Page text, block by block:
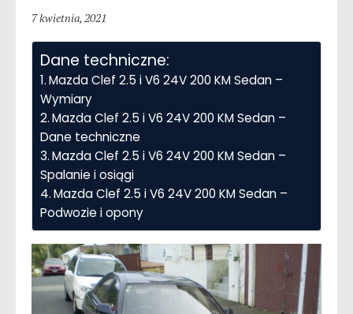
7 kwietnia, 2021
Dane techniczne:
Mazda Clef 2.5 i V6 24V 200 KM Sedan –
Wymiary
Mazda Clef 2.5 i V6 24V 200 KM Sedan –
Dane techniczne
Mazda Clef 2.5 i V6 24V 200 KM Sedan –
Spalanie i osiągi
Mazda Clef 2.5 i V6 24V 200 KM Sedan –
Podwozie i opony